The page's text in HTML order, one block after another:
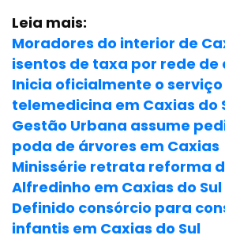
Leia mais:
Moradores do interior de
isentos de taxa por rede de
Inicia oficialmente o serviço
telemedicina em Caxias do
Gestão Urbana assume
poda de árvores em Caxias
Minissérie retrata reforma
Alfredinho em Caxias do Sul
Definido consórcio para
infantis em Caxias do Sul